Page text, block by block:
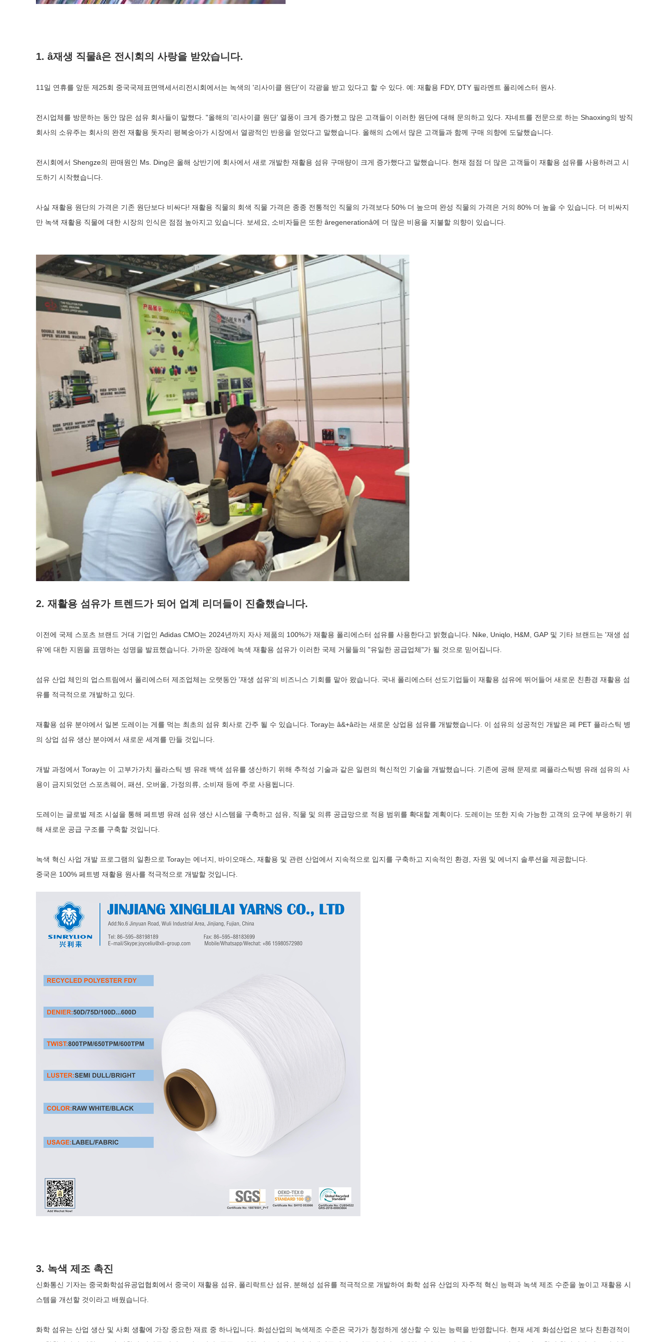
1. â재생 직물â은 전시회의 사랑을 받았습니다.
11일 연휴를 앞둔 제25회 중국국제표면액세서리전시회에서는 녹색의 '리사이클 원단'이 각광을 받고 있다고 할 수 있다. 예: 재활용 FDY, DTY 필라멘트 폴리에스터 원사.
전시업체를 방문하는 동안 많은 섬유 회사들이 말했다. "올해의 '리사이클 원단' 열풍이 크게 증가했고 많은 고객들이 이러한 원단에 대해 문의하고 있다. 쟈네트를 전문으로 하는 Shaoxing의 방직
회사의 소유주는 회사의 완전 재활용 돗자리 평복숭아가 시장에서 열광적인 반응을 얻었다고 말했습니다. 올해의 쇼에서 많은 고객들과 함께 구매 의향에 도달했습니다.
전시회에서 Shengze의 판매원인 Ms. Ding은 올해 상반기에 회사에서 새로 개발한 재활용 섬유 구매량이 크게 증가했다고 말했습니다. 현재 점점 더 많은 고객들이 재활용 섬유를 사용하려고 시
도하기 시작했습니다.
사실 재활용 원단의 가격은 기존 원단보다 비싸다! 재활용 직물의 회색 직물 가격은 종종 전통적인 직물의 가격보다 50% 더 높으며 완성 직물의 가격은 거의 80% 더 높을 수 있습니다. 더 비싸지
만 녹색 재활용 직물에 대한 시장의 인식은 점점 높아지고 있습니다. 보세요, 소비자들은 또한 âregenerationâ에 더 많은 비용을 지불할 의향이 있습니다.
2. 재활용 섬유가 트렌드가 되어 업계 리더들이 진출했습니다.
이전에 국제 스포츠 브랜드 거대 기업인 Adidas CMO는 2024년까지 자사 제품의 100%가 재활용 폴리에스터 섬유를 사용한다고 밝혔습니다. Nike, Uniqlo, H&M, GAP 및 기타 브랜드는 '재생 섬
유'에 대한 지원을 표명하는 성명을 발표했습니다. 가까운 장래에 녹색 재활용 섬유가 이러한 국제 거물들의 "유일한 공급업체"가 될 것으로 믿어집니다.
섬유 산업 체인의 업스트림에서 폴리에스터 제조업체는 오랫동안 '재생 섬유'의 비즈니스 기회를 맡아 왔습니다. 국내 폴리에스터 선도기업들이 재활용 섬유에 뛰어들어 새로운 친환경 재활용 섬
유를 적극적으로 개발하고 있다.
재활용 섬유 분야에서 일본 도레이는 게를 먹는 최초의 섬유 회사로 간주 될 수 있습니다. Toray는 â&+â라는 새로운 상업용 섬유를 개발했습니다. 이 섬유의 성공적인 개발은 폐 PET 플라스틱 병
의 상업 섬유 생산 분야에서 새로운 세계를 만들 것입니다.
개발 과정에서 Toray는 이 고부가가치 플라스틱 병 유래 백색 섬유를 생산하기 위해 추적성 기술과 같은 일련의 혁신적인 기술을 개발했습니다. 기존에 공해 문제로 폐플라스틱병 유래 섬유의 사
용이 금지되었던 스포츠웨어, 패션, 오버올, 가정의류, 소비재 등에 주로 사용됩니다.
도레이는 글로벌 제조 시설을 통해 페트병 유래 섬유 생산 시스템을 구축하고 섬유, 직물 및 의류 공급망으로 적용 범위를 확대할 계획이다. 도레이는 또한 지속 가능한 고객의 요구에 부응하기 위
해 새로운 공급 구조를 구축할 것입니다.
녹색 혁신 사업 개발 프로그램의 일환으로 Toray는 에너지, 바이오매스, 재활용 및 관련 산업에서 지속적으로 입지를 구축하고 지속적인 환경, 자원 및 에너지 솔루션을 제공합니다.
중국은 100% 페트병 재활용 원사를 적극적으로 개발할 것입니다.
3. 녹색 제조 촉진
신화통신 기자는 중국화학섬유공업협회에서 중국이 재활용 섬유, 폴리락트산 섬유, 분해성 섬유를 적극적으로 개발하여 화학 섬유 산업의 자주적 혁신 능력과 녹색 제조 수준을 높이고 재활용 시
스템을 개선할 것이라고 배웠습니다.
화학 섬유는 산업 생산 및 사회 생활에 가장 중요한 재료 중 하나입니다. 화섬산업의 녹색제조 수준은 국가가 청정하게 생산할 수 있는 능력을 반영합니다. 현재 세계 화섬산업은 보다 친환경적이